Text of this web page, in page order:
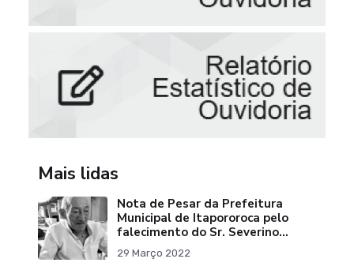
Mais lidas
Nota de Pesar da Prefeitura
Municipal de Itapororoca pelo
falecimento do Sr. Severino
Ribeiro da Silva "Pai do Ex-
Prefei
29 Março 2022